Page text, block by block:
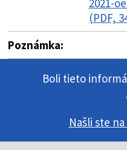
(PDF,
Poznámka:
Boli tieto
Našli ste